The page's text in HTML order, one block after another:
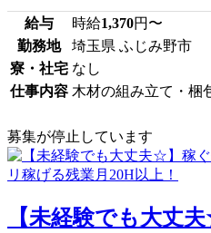
給与 時給1,370円〜
勤務地
埼玉県 ふじみ野市
寮・社宅 なし
仕事内容 木材の組み立て・梱
募集が停止しています
【未経験でも大丈